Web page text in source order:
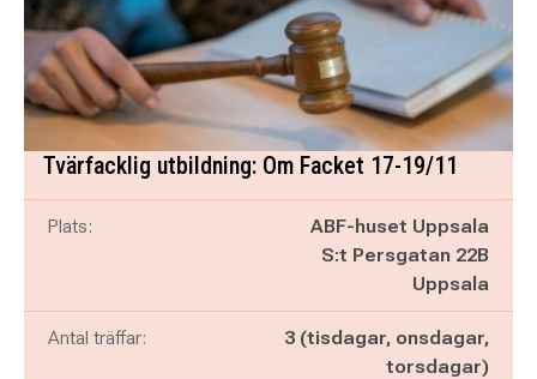
Tvärfacklig utbildning: Om Facket 17-19/11
Plats:
ABF-huset Uppsala
S:t Persgatan 22B
Uppsala
Antal träffar:
3 (tisdagar, onsdagar,
torsdagar)